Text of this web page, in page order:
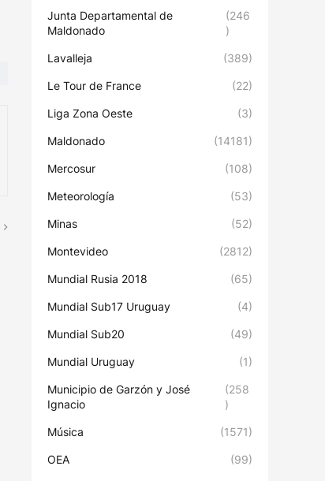
Junta Departamental de
Maldonado
(246
)
Lavalleja (389)
Le Tour de France (22)
Liga Zona Oeste (3)
Maldonado (14181)
Mercosur (108)
Meteorología (53)
Minas (52)
Montevideo (2812)
Mundial Rusia 2018 (65)
Mundial Sub17 Uruguay (4)
Mundial Sub20 (49)
Mundial Uruguay (1)
Municipio de Garzón y José
Ignacio
(258
)
Música (1571)
OEA (99)